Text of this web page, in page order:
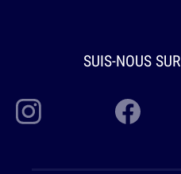
SUIS-NOUS SUR